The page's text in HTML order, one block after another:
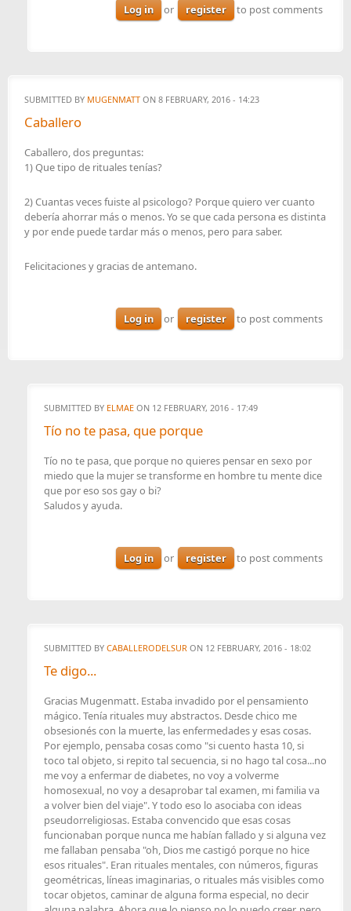
Log in or register to post comments
SUBMITTED BY MUGENMATT ON 8 FEBRUARY, 2016 - 14:23
Caballero
Caballero, dos preguntas:
1) Que tipo de rituales tenías?
2) Cuantas veces fuiste al psicologo? Porque quiero ver cuanto
debería ahorrar más o menos. Yo se que cada persona es distinta
y por ende puede tardar más o menos, pero para saber.
Felicitaciones y gracias de antemano.
Log in or register to post comments
SUBMITTED BY ELMAE ON 12 FEBRUARY, 2016 - 17:49
Tío no te pasa, que porque
Tío no te pasa, que porque no quieres pensar en sexo por
miedo que la mujer se transforme en hombre tu mente dice
que por eso sos gay o bi?
Saludos y ayuda.
Log in or register to post comments
SUBMITTED BY CABALLERODELSUR ON 12 FEBRUARY, 2016 - 18:02
Te digo...
Gracias Mugenmatt. Estaba invadido por el pensamiento
mágico. Tenía rituales muy abstractos. Desde chico me
obsesionés con la muerte, las enfermedades y esas cosas.
Por ejemplo, pensaba cosas como "si cuento hasta 10, si
toco tal objeto, si repito tal secuencia, si no hago tal cosa...no
me voy a enfermar de diabetes, no voy a volverme
homosexual, no voy a desaprobar tal examen, mi familia va
a volver bien del viaje". Y todo eso lo asociaba con ideas
pseudorreligiosas. Estaba convencido que esas cosas
funcionaban porque nunca me habían fallado y si alguna vez
me fallaban pensaba "oh, Dios me castigó porque no hice
esos rituales". Eran rituales mentales, con números, figuras
geométricas, líneas imaginarias, o rituales más visibles como
tocar objetos, caminar de alguna forma especial, no decir